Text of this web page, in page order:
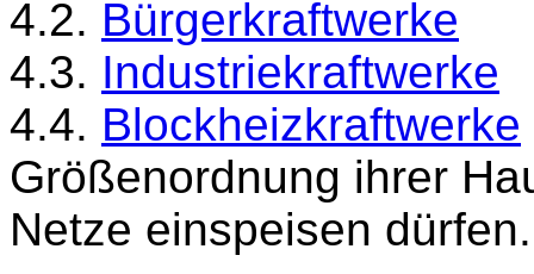
4.2. Bürgerkraftwerke
4.3. Industriekraftwerke
4.4. Blockheizkraftwerke
Größenordnung ihrer
Netze einspeisen dürfen.